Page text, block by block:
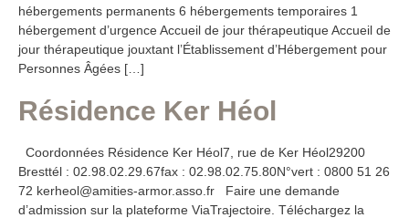
hébergements permanents 6 hébergements temporaires 1
hébergement d’urgence Accueil de jour thérapeutique Accueil de
jour thérapeutique jouxtant l’Établissement d’Hébergement pour
Personnes Âgées […]
Résidence Ker Héol
Coordonnées Résidence Ker Héol7, rue de Ker Héol29200
Bresttél : 02.98.02.29.67fax : 02.98.02.75.80N°vert : 0800 51 26
72 kerheol@amities-armor.asso.fr Faire une demande
d’admission sur la plateforme ViaTrajectoire. Téléchargez la